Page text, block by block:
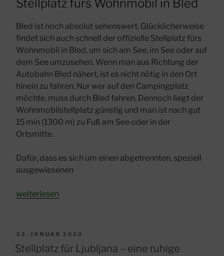
Stellplatz fürs Wohnmobil in Bled
Bled ist noch absolut sehenswert. Glücklicherweise
findet sich auch schnell der offizielle Stellplatz fürs
Wohnmobil in Bled, um sich am See, im See oder auf
dem See umzusehen. Wenn man aus Richtung der
Autobahn Bled nähert, ist es nicht nötig in den Ort
hinein zu fahren. Nur wer auf den Campingplatz
möchte, muss durch Bled fahren. Dennoch liegt der
Wohnmobilstellplatz günstig und man ist nach gut
15 min (1300 m) zu Fuß am See oder in der
Ortsmitte.
Dafür, dass es sich um einen abgetrennten, speziell
ausgewiesenen
„Stellplatz
weiterlesen
VERÖFFENTLICHT
AM
22. JANUAR 2020
Stellplatz für Ljubljana – eine ruhige